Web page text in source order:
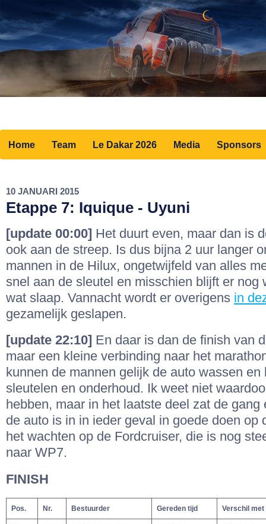
Home Team Le Dakar 2026 Media Sponsors
10 JANUARI 2015
Etappe 7: Iquique - Uyuni
[update 00:00] Het duurt even, maar dan is
ook aan de streep. Is dus bijna 2 uur langer
mannen in de Hilux, ongetwijfeld van alles
snel aan de sleutel en misschien blijft er nog
wat slaap. Vannacht wordt er overigens in
gezamelijk geslapen.
[update 22:10] En daar is dan de finish van
maar een kleine verbinding naar het
kunnen de mannen gelijk de auto wassen en
sleutelen en onderhoud. Ik weet niet
hebben, maar in het laatste deel zat de gang
de auto is in in ieder geval in goede doen op
het wachten op de Fordcruiser, die is nog
naar WP7.
FINISH
Pos. Nr. Bestuurder Gereden tijd Verschil met